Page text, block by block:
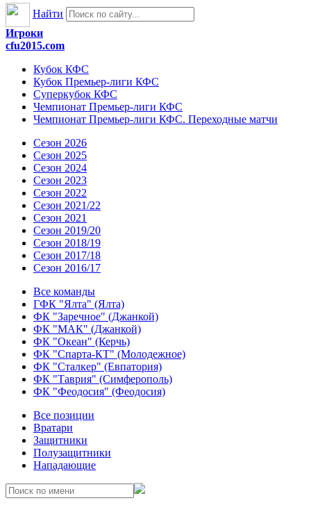
Найти
Игроки
cfu2015.com
Кубок КФС
Кубок Премьер-лиги КФС
Суперкубок КФС
Чемпионат Премьер-лиги КФС
Чемпионат Премьер-лиги КФС. Переходные матчи
Сезон 2026
Сезон 2025
Сезон 2024
Сезон 2023
Сезон 2022
Сезон 2021/22
Сезон 2021
Сезон 2019/20
Сезон 2018/19
Сезон 2017/18
Сезон 2016/17
Все команды
ГФК "Ялта" (Ялта)
ФК "Заречное" (Джанкой)
ФК "МАК" (Джанкой)
ФК "Океан" (Керчь)
ФК "Спарта-КТ" (Молодежное)
ФК "Сталкер" (Евпатория)
ФК "Таврия" (Симферополь)
ФК "Феодосия" (Феодосия)
Все позиции
Вратари
Защитники
Полузащитники
Нападающие